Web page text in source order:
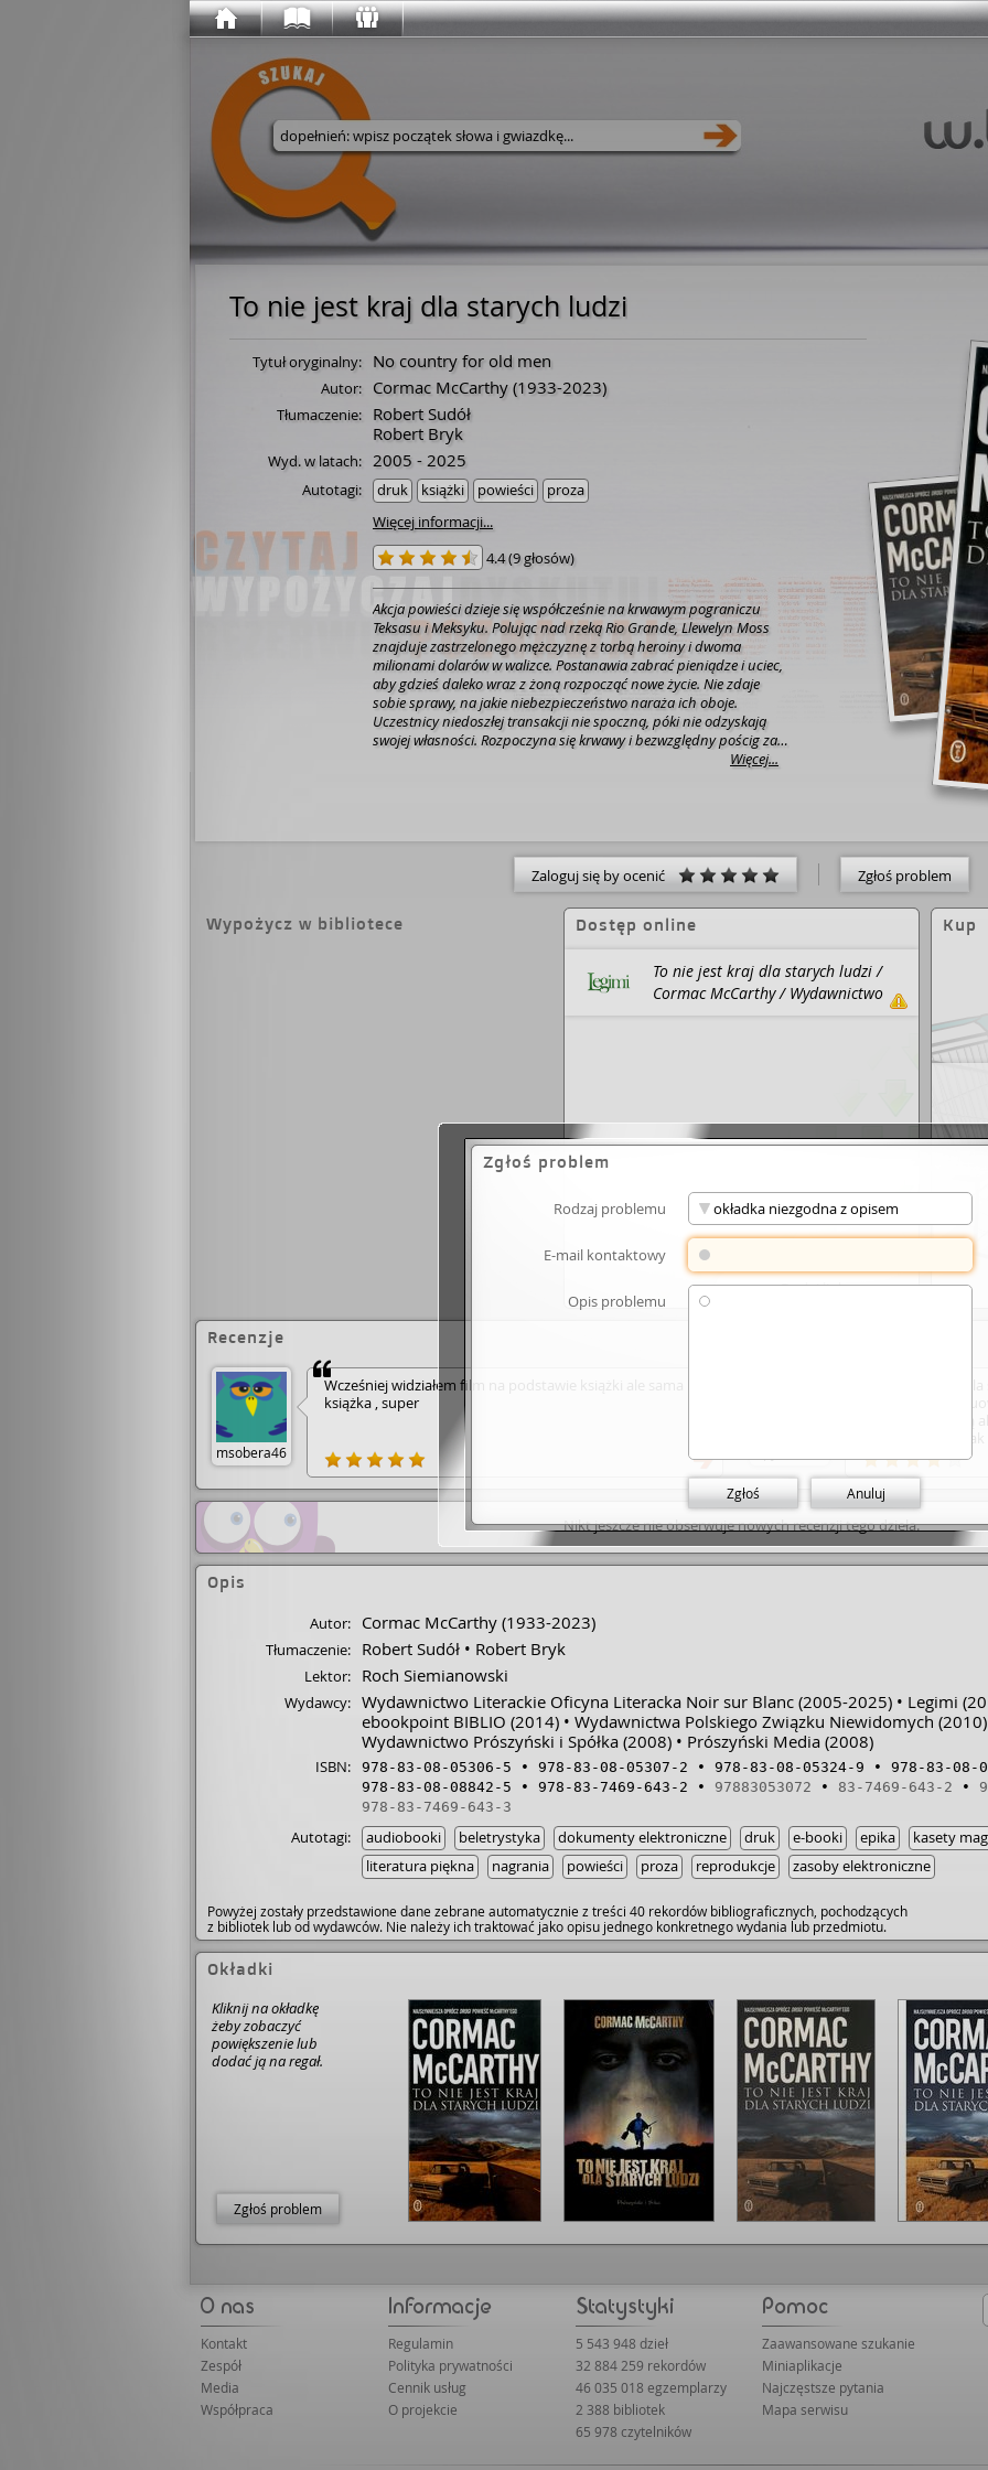
Wyszukaj w serwisie
To nie jest kraj dla starych ludzi
Tytuł oryginalny: No country for old men
Autor: Cormac McCarthy (1933-2023)
Tłumaczenie:
Robert Sudół
Robert Bryk
Wyd. w latach: 2005 - 2025
Autotagi: druk książki powieści
proza
Więcej informacji...
4.4(9 głosów)
Akcja powieści dzieje się współcześnie na krwawym pograniczu
Teksasu i Meksyku. Polując nad rzeką Rio Grande, Llewelyn Moss
znajduje zastrzelonego mężczyznę z torbą heroiny i dwoma
milionami dolarów w walizce. Postanawia zabrać pieniądze i uciec,
aby gdzieś daleko wraz z żoną rozpocząć nowe życie. Nie zdaje
sobie sprawy, na jakie niebezpieczeństwo naraża ich oboje.
Uczestnicy niedoszłej transakcji nie spoczną, póki nie odzyskają
swojej własności. Rozpoczyna się krwawy i bezwzględny pościg za
Więcej...
Zaloguj się by ocenić Zgłoś problem
Wypożycz w bibliotece Dostęp online
To nie jest kraj dla starych ludzi /
Cormac McCarthy / Wydawnictwo
Literackie/Oficyna Literacka Noir sur
Dodaj link
Kup
Recenzje
msobera46
Wcześniej widziałem film na podstawie książki ale sama
książka , super
"To nie jest kraj
świetnie
krwawa, z wartką
postaciami.
znacznie więcej
rozrywką. "To nie
ludzkiej natury, w
niewiele potrzeba,
tkwiące w
dokonywane przez
wartości,
życiem jest rzut
prawa jakim jest
jest weteranem II
może być
prawie, za
sensu w śmierci i
przez całe swoje
odpowiedzialnym
ochronić ich przed
poddaje się i
przemyślenia
zastanawiać się
próbuje
zmierza Ameryka?
które mogą je
właściwe
przyniesie kolejne
nie jest kraj dla
thriller, który
stawiający pytania
jakich
prostych
Pytaniem
tkwiącym w nas
moralnego
Nikt jeszcze nie obserwuje nowych recenzji tego dzieła.
Opis
Autor: Cormac McCarthy (1933-2023)
Tłumaczenie: Robert Sudół Robert Bryk
Lektor: Roch Siemianowski
Wydawcy: Wydawnictwo Literackie Oficyna Literacka Noir sur Blanc (2005-2025) Legimi
ebookpoint BIBLIO (2014) Wydawnictwa Polskiego Związku Niewidomych (2010)
Wydawnictwo Prószyński i Spółka (2008) Prószyński Media (2008)
ISBN: 978-83-08-05306-5 978-83-08-05307-2 978-83-08-05324-9 978-83-08-
978-83-08-08842-5
978-83-7469-643-2 97883053072 83-7469-643-2
978-83-7469-643-3
Autotagi: audiobooki beletrystyka dokumenty elektroniczne druk e-booki epika kasety
literatura piękna
nagrania powieści proza reprodukcje zasoby elektroniczne
Powyżej zostały przedstawione dane zebrane automatycznie z treści 40 rekordów bibliograficznych, pochodzących
z bibliotek lub od wydawców. Nie należy ich traktować jako opisu jednego konkretnego wydania lub przedmiotu.
Okładki
Kliknij na okładkę
żeby zobaczyć
powiększenie lub
dodać ją na regał.
Zgłoś problem
Kontakt
Zespół
Media
Współpraca
Regulamin
Polityka prywatności
Cennik usług
O projekcie
5 543 948 dzieł
32 884 259 rekordów
46 035 018 egzemplarzy
2 388 bibliotek
65 978 czytelników
Zaawansowane szukanie
Miniaplikacje
Najczęstsze pytania
Mapa serwisu
Zgłoś problem
Rodzaj problemu
E-mail kontaktowy
Opis problemu
Zgłoś Anuluj